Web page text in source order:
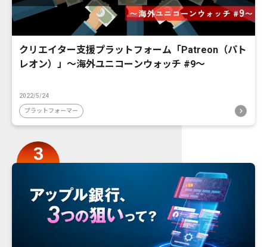
クリエイター支援プラットフォーム「Patreon（パト
レオン）」〜海外ユニコーンウォッチ #9〜
2022/5/24
プラットフォーマー